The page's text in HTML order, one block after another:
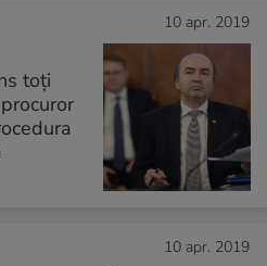
10 apr. 2019
toți
10 apr. 2019